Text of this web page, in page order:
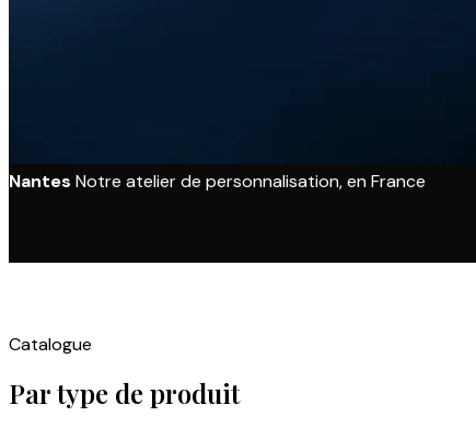
Nantes Notre atelier de personnalisation, en France
Catalogue
Par type de produit